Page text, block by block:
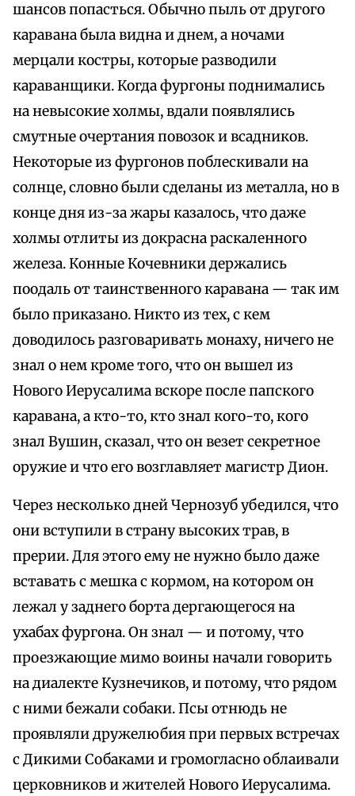
шансов попасться. Обычно пыль от другого
каравана была видна и днем, а ночами
мерцали костры, которые разводили
караванщики. Когда фургоны поднимались
на невысокие холмы, вдали появлялись
смутные очертания повозок и всадников.
Некоторые из фургонов поблескивали на
солнце, словно были сделаны из металла, но в
конце дня из-за жары казалось, что даже
холмы отлиты из докрасна раскаленного
железа. Конные Кочевники держались
поодаль от таинственного каравана — так им
было приказано. Никто из тех, с кем
доводилось разговаривать монаху, ничего не
знал о нем кроме того, что он вышел из
Нового Иерусалима вскоре после папского
каравана, а кто-то, кто знал кого-то, кого
знал Вушин, сказал, что он везет секретное
оружие и что его возглавляет магистр Дион.
Через несколько дней Чернозуб убедился, что
они вступили в страну высоких трав, в
прерии. Для этого ему не нужно было даже
вставать с мешка с кормом, на котором он
лежал у заднего борта дергающегося на
ухабах фургона. Он знал — и потому, что
проезжающие мимо воины начали говорить
на диалекте Кузнечиков, и потому, что рядом
с ними бежали собаки. Псы отнюдь не
проявляли дружелюбия при первых встречах
с Дикими Собаками и громогласно облаивали
церковников и жителей Нового Иерусалима.